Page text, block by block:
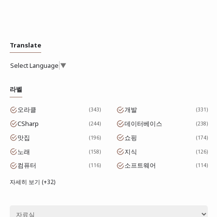
Translate
Select Language ▼
라벨
오라클 343 개발 331
CSharp 244 데이터베이스 238
맛집 196 쇼핑 174
노래 158 지식 126
컴퓨터 116 소프트웨어 114
자세히 보기 (+32)